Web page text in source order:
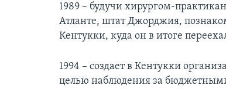
1989 – будучи хирургом-
Атланте, штат Джорджия,
Кентукки, куда он в итоге
1994 – создает в Кентукки
целью наблюдения за